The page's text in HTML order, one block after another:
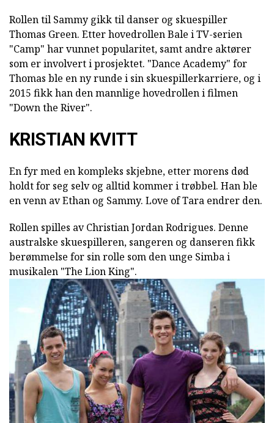
Rollen til Sammy gikk til danser og skuespiller
Thomas Green. Etter hovedrollen Bale i TV-serien
"Camp" har vunnet popularitet, samt andre aktører
som er involvert i prosjektet. "Dance Academy" for
Thomas ble en ny runde i sin skuespillerkarriere, og i
2015 fikk han den mannlige hovedrollen i filmen
"Down the River".
KRISTIAN KVITT
En fyr med en kompleks skjebne, etter morens død
holdt for seg selv og alltid kommer i trøbbel. Han ble
en venn av Ethan og Sammy. Love of Tara endrer den.
Rollen spilles av Christian Jordan Rodrigues. Denne
australske skuespilleren, sangeren og danseren fikk
berømmelse for sin rolle som den unge Simba i
musikalen "The Lion King".